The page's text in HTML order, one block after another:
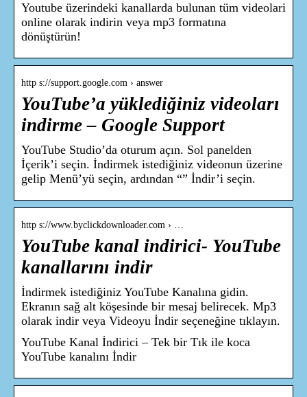
Youtube üzerindeki kanallarda bulunan tüm videolari
online olarak indirin veya mp3 formatına
dönüştürün!
http s://support.google.com › answer
YouTube’a yüklediğiniz videoları
indirme – Google Support
YouTube Studio’da oturum açın. Sol panelden
İçerik’i seçin. İndirmek istediğiniz videonun üzerine
gelip Menü’yü seçin, ardından “” İndir’i seçin.
http s://www.byclickdownloader.com › …
YouTube kanal indirici- YouTube
kanallarını indir
İndirmek istediğiniz YouTube Kanalına gidin.
Ekranın sağ alt köşesinde bir mesaj belirecek. Mp3
olarak indir veya Videoyu İndir seçeneğine tıklayın.
YouTube Kanal İndirici – Tek bir Tık ile koca
YouTube kanalını İndir